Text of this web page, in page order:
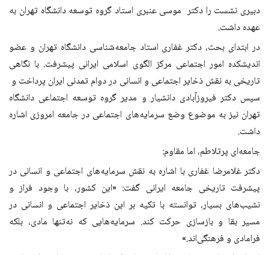
دبیری نشست را دکتر موسی عنبری استاد گروه توسعه دانشگاه تهران به
عهده داشت.
در ابتدای بحث، دکتر غفاری استاد جامعه‌شناسی دانشگاه تهران و عضو
اندیشکده امور اجتماعی مرکز الگوی اسلامی ایرانی پیشرفت. با نگاهی
تاریخی به نقش ذخایر اجتماعی و انسانی در دوام تمدنی ایران پرداخت و
سپس دکتر فیروزآبادی دانشیار و مدیر گروه توسعه اجتماعی دانشگاه
تهران نیز به موضوع وضع سرمایه‌های اجتماعی در جامعه امروزی اشاره
داشت.
جامعه‌ای پرتلاطم، اما مقاوم:
دکتر غلامرضا غفاری با اشاره به نقش سرمایه‌های اجتماعی و انسانی در
پیشرفت تاریخی جامعه ایرانی گفت: «این کشور، با وجود فراز و
نشیب‌های بسیار، توانسته با تکیه بر این ذخایر اجتماعی و انسانی در
مسیر بقا و بازسازی حرکت کند. سرمایه‌هایی که نه‌تنها مادی، بلکه
فرامادی و فرهنگی‌اند.»